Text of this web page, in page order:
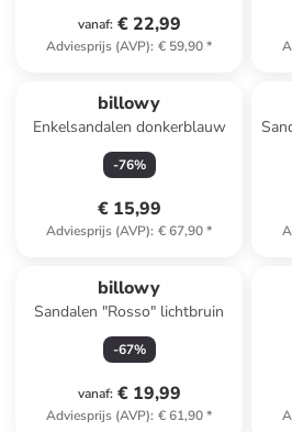
vanaf: € 22,99
Adviesprijs (AVP): € 59,90*
billowy
Enkelsandalen donkerblauw
-76%
€ 15,99
Adviesprijs (AVP): € 67,90*
billowy
Sandalen "Rosso" lichtbruin
-67%
vanaf: € 19,99
Adviesprijs (AVP): € 61,90*